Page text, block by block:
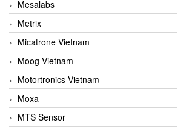
Mesalabs
Metrix
Micatrone Vietnam
Moog Vietnam
Motortronics Vietnam
Moxa
MTS Sensor